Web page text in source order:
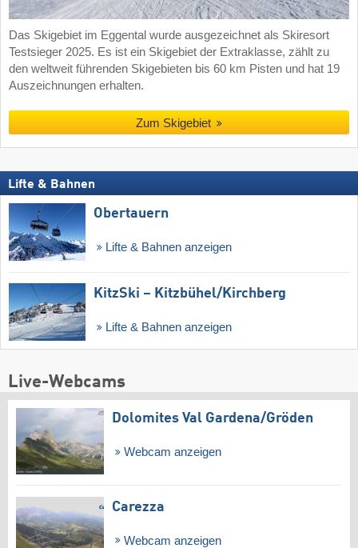
Das Skigebiet im Eggental wurde ausgezeichnet als Skiresort
Testsieger 2025. Es ist ein Skigebiet der Extraklasse, zählt zu
den weltweit führenden Skigebieten bis 60 km Pisten und hat 19
Auszeichnungen erhalten.
Zum Skigebiet
Lifte & Bahnen
Obertauern
Lifte & Bahnen anzeigen
KitzSki – Kitzbühel/​Kirchberg
Lifte & Bahnen anzeigen
Live-Webcams
Dolomites Val Gardena/​Gröden
Webcam anzeigen
Carezza
Webcam anzeigen